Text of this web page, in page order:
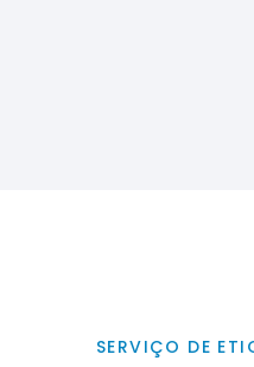
SERVIÇO DE